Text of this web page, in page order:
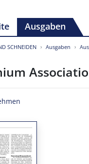
Ausgaben
SCHNEIDEN Ausgaben